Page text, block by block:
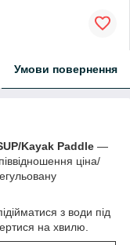
Умови повернення
Kayak Paddle —
ціна/
з води під
на хвилю.